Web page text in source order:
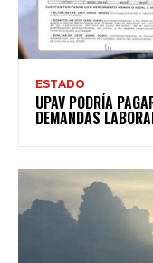
ESTADO
UPAV PODRÍA
DEMANDAS